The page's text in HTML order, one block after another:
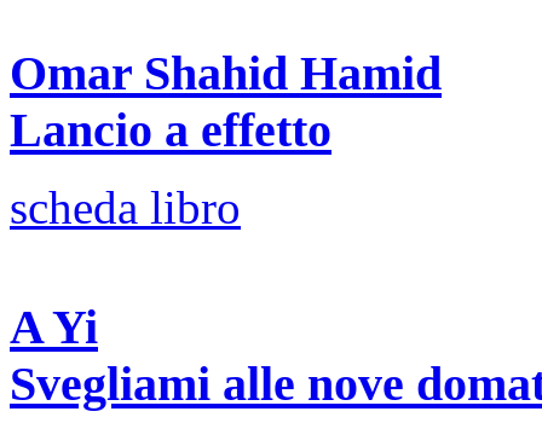
Omar Shahid Hamid
Lancio a effetto
scheda libro
A Yi
Svegliami alle nove